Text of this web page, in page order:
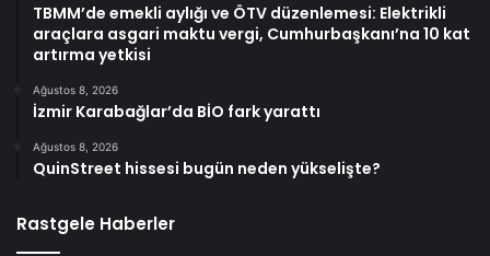
TBMM’de emekli aylığı ve ÖTV düzenlemesi: Elektrikli
araçlara asgari maktu vergi, Cumhurbaşkanı’na 10 kat
artırma yetkisi
Ağustos 8, 2026
İzmir Karabağlar’da BİO fark yarattı
Ağustos 8, 2026
QuinStreet hissesi bugün neden yükselişte?
Rastgele Haberler